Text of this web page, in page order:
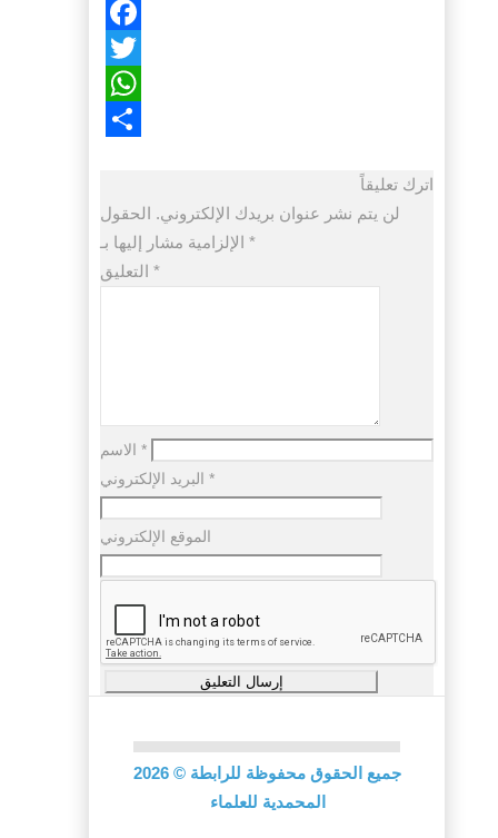
Facebook
Twitter
WhatsApp
اترك تعليقاً
لن يتم نشر عنوان بريدك الإلكتروني. الحقول
*
*
*
*
الموقع الإلكتروني
2026 © جميع الحقوق محفوظة للرابطة
المحمدية للعلماء